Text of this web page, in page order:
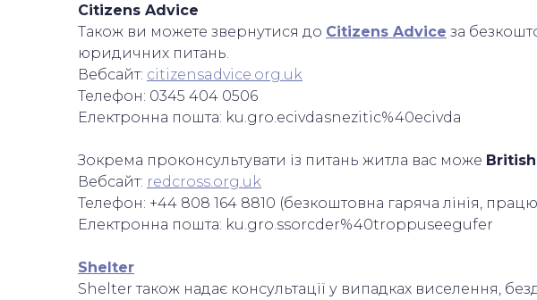
Citizens Advice
Також ви можете звернутися до Citizens Advice за
юридичних питань.
Вебсайт: citizensadvice.org.uk
Телефон: 0345 404 0506
Електронна пошта: ku.gro.ecivdasnezitic%40ecivda
Зокрема проконсультувати із питань житла вас може
Вебсайт: redcross.org.uk
Телефон: +44 808 164 8810 (безкоштовна гаряча лінія,
Електронна пошта: ku.gro.ssorcder%40troppuseegufer
Shelter
Shelter також надає консультації у випадках виселення,